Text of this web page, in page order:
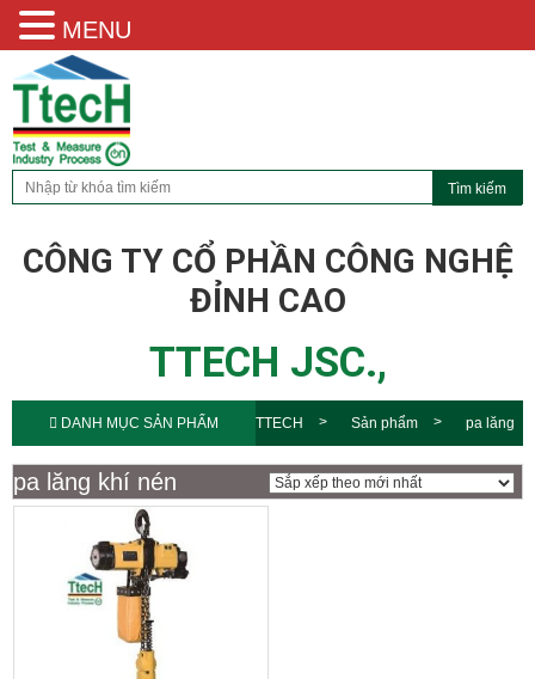
CÔNG TY CỔ PHẦN CÔNG NGHỆ
ĐỈNH CAO
TTECH JSC.,
DANH MỤC SẢN PHẨM TTECH Sản phẩm pa lăng
khí nén
pa lăng khí nén
MENU